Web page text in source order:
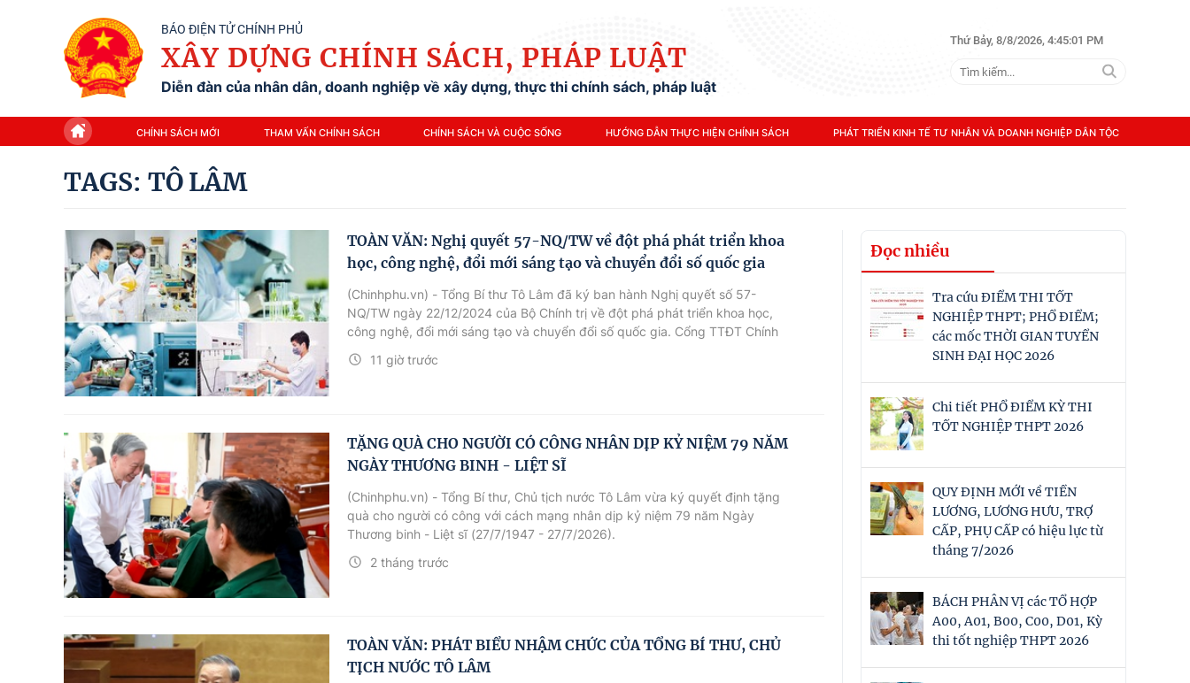
BÁO ĐIỆN TỬ CHÍNH PHỦ
XÂY DỰNG CHÍNH SÁCH, PHÁP LUẬT
Diễn đàn của nhân dân, doanh nghiệp về xây dựng, thực thi chính sách, pháp luật
Thứ Bảy, 8/8/2026, 4:45:02 PM
CHÍNH SÁCH MỚI THAM VẤN CHÍNH SÁCH CHÍNH SÁCH VÀ CUỘC SỐNG HƯỚNG DẪN THỰC HIỆN CHÍNH SÁCH PHÁT TRIỂN KINH TẾ TƯ NHÂN VÀ DOANH NGHIỆP DÂN TỘC
TAGS: TÔ LÂM
TOÀN VĂN: Nghị quyết 57-NQ/TW về đột phá phát triển khoa
học, công nghệ, đổi mới sáng tạo và chuyển đổi số quốc gia
11 giờ trước
(Chinhphu.vn) - Tổng Bí thư Tô Lâm đã ký ban hành Nghị quyết số 57-
NQ/TW ngày 22/12/2024 của Bộ Chính trị về đột phá phát triển khoa học,
công nghệ, đổi mới sáng tạo và chuyển đổi số quốc gia. Cổng TTĐT Chính
phủ trân trọng giới thiệu toàn văn Nghị quyết.
TẶNG QUÀ CHO NGƯỜI CÓ CÔNG NHÂN DỊP KỶ NIỆM 79 NĂM
NGÀY THƯƠNG BINH - LIỆT SĨ
2 tháng trước
(Chinhphu.vn) - Tổng Bí thư, Chủ tịch nước Tô Lâm vừa ký quyết định tặng
quà cho người có công với cách mạng nhân dịp kỷ niệm 79 năm Ngày
Thương binh - Liệt sĩ (27/7/1947 - 27/7/2026).
TOÀN VĂN: PHÁT BIỂU NHẬM CHỨC CỦA TỔNG BÍ THƯ, CHỦ
TỊCH NƯỚC TÔ LÂM
Đọc nhiều
Tra cứu ĐIỂM THI TỐT
NGHIỆP THPT; PHỔ ĐIỂM;
các mốc THỜI GIAN TUYỂN
SINH ĐẠI HỌC 2026
Chi tiết PHỔ ĐIỂM KỲ THI
TỐT NGHIỆP THPT 2026
QUY ĐỊNH MỚI về TIỀN
LƯƠNG, LƯƠNG HƯU, TRỢ
CẤP, PHỤ CẤP có hiệu lực từ
tháng 7/2026
BÁCH PHÂN VỊ các TỔ HỢP
A00, A01, B00, C00, D01, Kỳ
thi tốt nghiệp THPT 2026